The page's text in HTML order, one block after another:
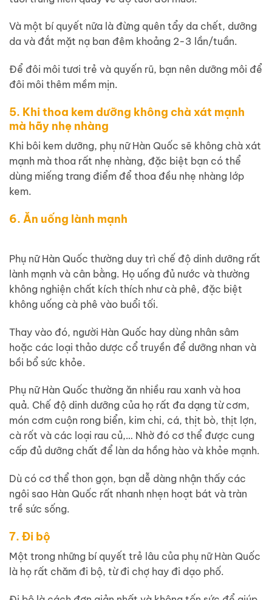
Và một bí quyết nữa là đừng quên tẩy da chết, dưỡng
da và đắt mặt nạ ban đêm khoảng 2-3 lần/tuần.
Để đôi môi tươi trẻ và quyến rũ, bạn nên dưỡng môi để
đôi môi thêm mềm mịn.
5. Khi thoa kem dưỡng không chà xát mạnh
mà hãy nhẹ nhàng
Khi bôi kem dưỡng, phụ nữ Hàn Quốc sẽ không chà xát
mạnh mà thoa rất nhẹ nhàng, đặc biệt bạn có thể
dùng miếng trang điểm để thoa đều nhẹ nhàng lớp
kem.
6. Ăn uống lành mạnh
Phụ nữ Hàn Quốc thường duy trì chế độ dinh dưỡng rất
lành mạnh và cân bằng. Họ uống đủ nước và thường
không nghiện chất kích thích như cà phê, đặc biệt
không uống cà phê vào buổi tối.
Thay vào đó, người Hàn Quốc hay dùng nhân sâm
hoặc các loại thảo dược cổ truyền để dưỡng nhan và
bồi bổ sức khỏe.
Phụ nữ Hàn Quốc thường ăn nhiều rau xanh và hoa
quả. Chế độ dinh dưỡng của họ rất đa dạng từ cơm,
món cơm cuộn rong biển, kim chi, cá, thịt bò, thịt lợn,
cà rốt và các loại rau củ,… Nhờ đó cơ thể được cung
cấp đủ dưỡng chất để làn da hồng hào và khỏe mạnh.
Dù có cơ thể thon gọn, bạn dễ dàng nhận thấy các
ngôi sao Hàn Quốc rất nhanh nhẹn hoạt bát và tràn
trề sức sống.
7. Đi bộ
Một trong những bí quyết trẻ lâu của phụ nữ Hàn Quốc
là họ rất chăm đi bộ, từ đi chợ hay đi dạo phố.